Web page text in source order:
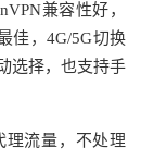
兼容性好，
佳，4G/5G切换
选择，也支持手
理流量，不处理